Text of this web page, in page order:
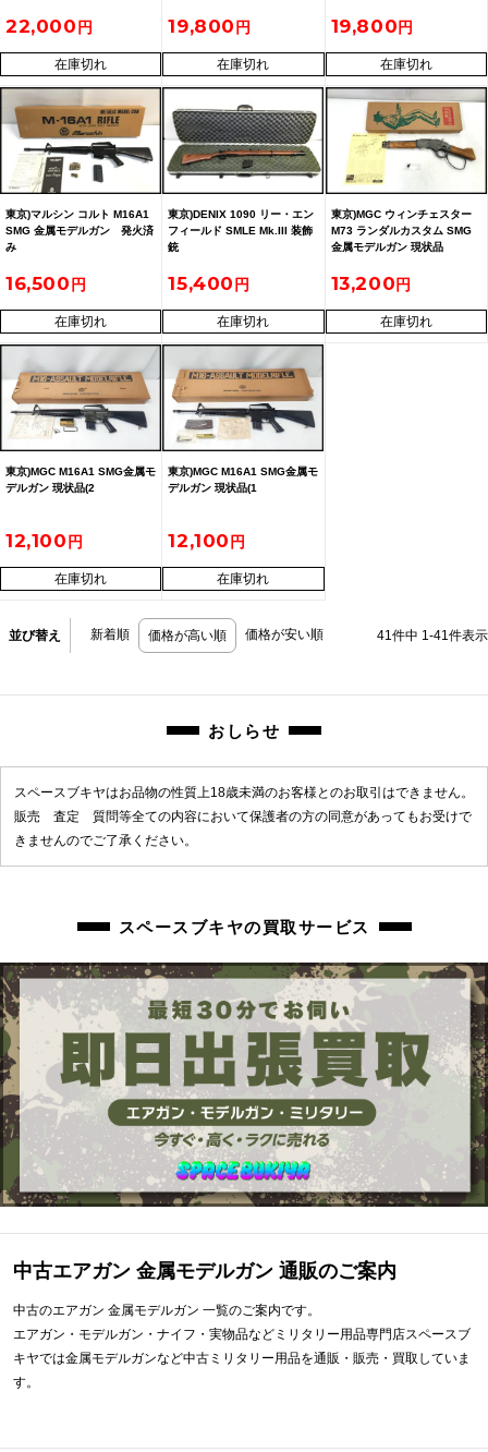
22,000
在庫切れ
19,800
在庫切れ
19,800
在庫切れ
東京)マルシン コルト M16A1
SMG 金属モデルガン 発火済
み
16,500
在庫切れ
東京)DENIX 1090 リー・エン
フィールド SMLE Mk.III 装飾
銃
15,400
在庫切れ
東京)MGC ウィンチェスター
M73 ランダルカスタム SMG
金属モデルガン 現状品
13,200
在庫切れ
東京)MGC M16A1 SMG金属モ
デルガン 現状品(2
12,100
在庫切れ
東京)MGC M16A1 SMG金属モ
デルガン 現状品(1
12,100
在庫切れ
並び替え 新着順 価格が高い順 価格が安い順 41件中 1-41件表示
おしらせ
スペースブキヤはお品物の性質上18歳未満のお客様とのお取引はできません。
販売 査定 質問等全ての内容において保護者の方の同意があってもお受けで
きませんのでご了承ください。
スペースブキヤの買取サービス
中古エアガン 金属モデルガン 通販のご案内
中古のエアガン 金属モデルガン 一覧のご案内です。
エアガン・モデルガン・ナイフ・実物品などミリタリー用品専門店スペースブ
キヤでは金属モデルガンなど中古ミリタリー用品を通販・販売・買取していま
す。